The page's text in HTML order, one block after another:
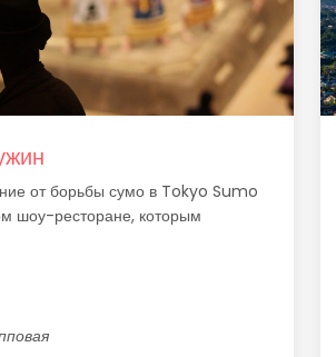
от борьбы сумо в Tokyo Sumo
шоу-ресторане, которым